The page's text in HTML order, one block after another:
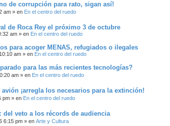
de corrupción para rato, sigan así!
am » en En el centro del ruedo
de Roca Rey el próximo 3 de octubre
am » en En el centro del ruedo
para acoger MENAS, refugiados o ilegales
am » en En el centro del ruedo
para las más recientes tecnologías?
am » en En el centro del ruedo
¡arregla los necesarios para la extinción!
pm » en En el centro del ruedo
del veto a los récords de audiencia
6:15 pm » en Arte y Cultura